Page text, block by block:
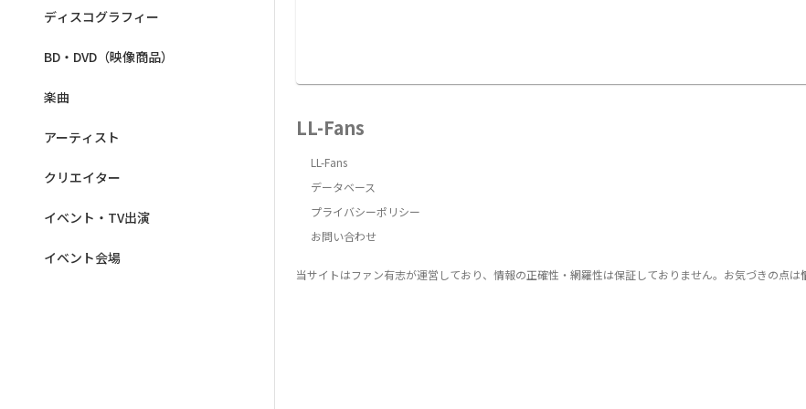
ディスコグラフィー
BD・DVD（映像商品）
楽曲
アーティスト
クリエイター
イベント・TV出演
イベント会場
LL-Fans
LL-Fans
データベース
プライバシーポリシー
お問い合わせ
当サイトはファン有志が運営しており、情報の正確性・網羅性は保証しておりません。お気づきの点は